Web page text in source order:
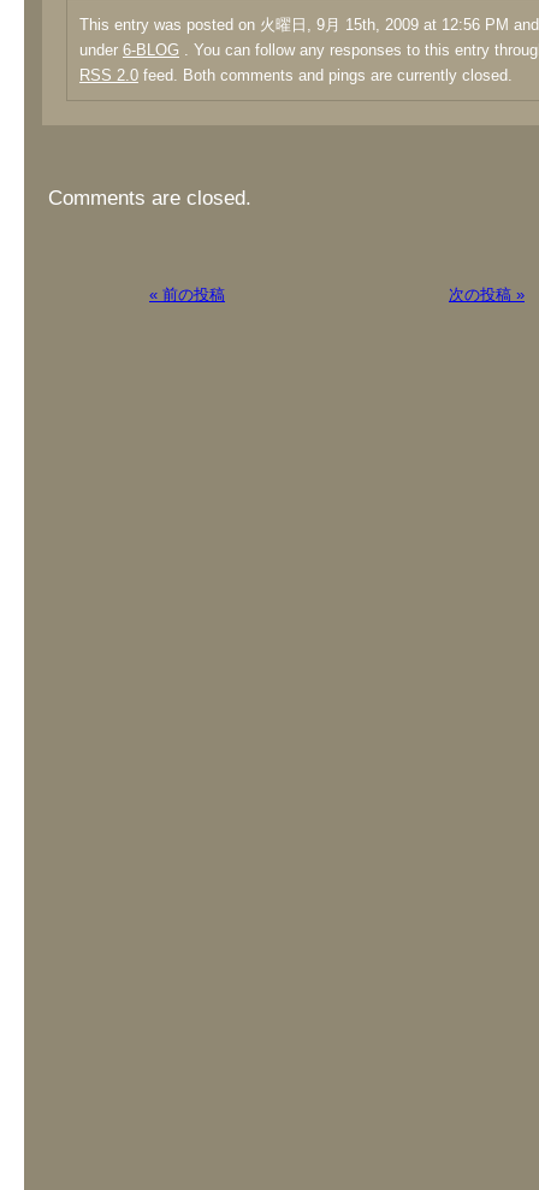
This entry was posted on 火曜日, 9月 15th, 2009 at 12:56 PM
under 6-BLOG . You can follow any responses to this entry
RSS 2.0 feed. Both comments and pings are currently closed.
Comments are closed.
« 前の投稿 次の投稿 »